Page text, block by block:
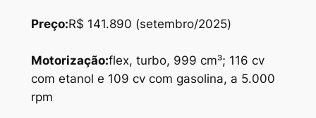
Preço:R$ 141.890 (setembro/2025)
Motorização:flex, turbo, 999 cm³; 116 cv
com etanol e 109 cv com gasolina, a 5.000
rpm